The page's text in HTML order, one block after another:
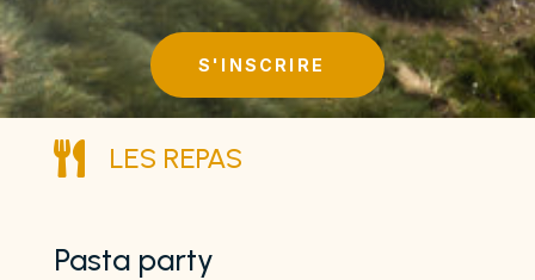
S'INSCRIRE
 LES REPAS
Pasta party